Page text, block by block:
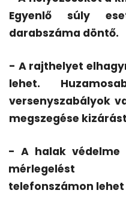
Egyenlő súly
darabszáma döntő.
- A rajthelyet
lehet.
versenyszabályok
megszegése
- A halak védelme
mérlegelést
telefonszámon lehet